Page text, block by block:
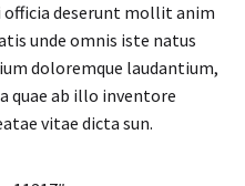
officia deserunt mollit anim
unde omnis iste natus
doloremque laudantium,
quae ab illo inventore
vitae dicta sun.